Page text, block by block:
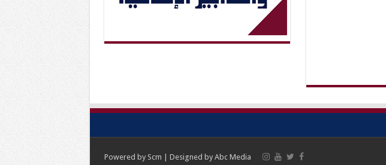
Powered by Scm | Designed by Abc Media